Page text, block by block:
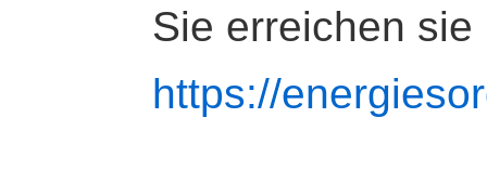
Sie erreichen sie
https://